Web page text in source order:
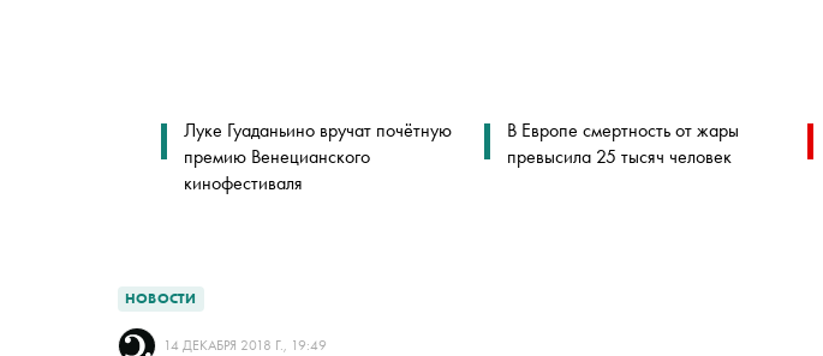
Луке Гуаданьино вручат почётную
премию Венецианского
кинофестиваля
В Европе смертность от жары
превысила 25 тысяч человек
НОВОСТИ
14 ДЕКАБРЯ 2018 Г., 19:49